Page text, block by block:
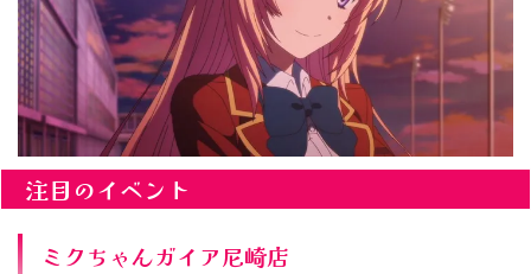
注目のイベント
ミクちゃんガイア尼崎店